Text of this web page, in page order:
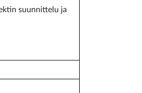
suunnittelu ja